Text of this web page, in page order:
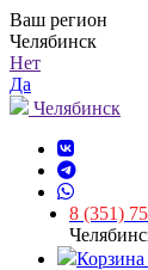
Ваш регион
Челябинск
Нет
Да
Челябинск
8 (351)
Корзина